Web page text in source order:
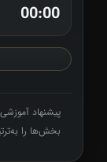
00:00
پیشنهاد
بخش‌ها را